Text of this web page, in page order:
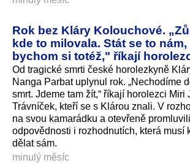
Rok bez Kláry Kolouchové.
kde to milovala. Stát se to nám,
bychom si totéž," říkají
Od tragické smrti české horolezkyně
Nanga Parbat uplynul rok. „Nechodíme
smrt. Jdeme tam žít,“ říkají horolezci Miri
Trávníček, kteří se s Klárou znali. V
na svou kamarádku a otevřeně
odpovědnosti i rozhodnutích, která musí
dělat sám.
minulý měsíc